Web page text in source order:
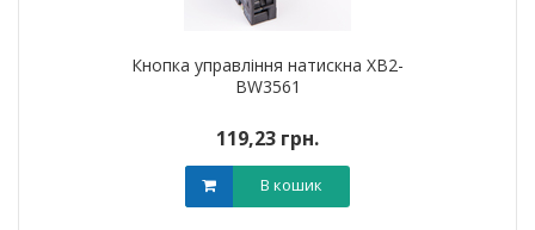
Кнопка управління натискна XB2-
BW3561
119,23 грн.
В кошик